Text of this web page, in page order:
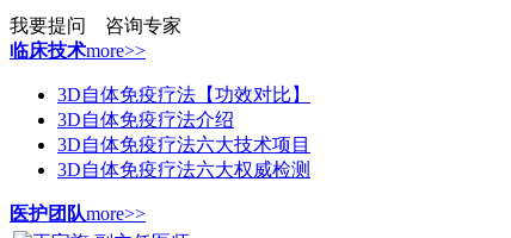
我要提问
咨询专家
临床技术more>>
3D自体免疫疗法【功效对比】
3D自体免疫疗法介绍
3D自体免疫疗法六大技术项目
3D自体免疫疗法六大权威检测
医护团队more>>